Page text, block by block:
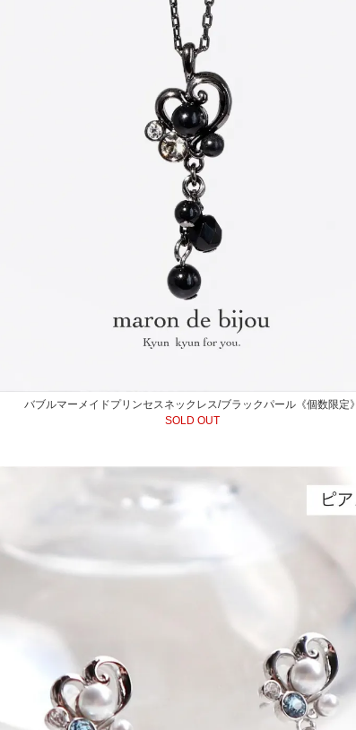
バブルマーメイドプリンセスネックレス/ブラックパール《個数限定》
SOLD OUT